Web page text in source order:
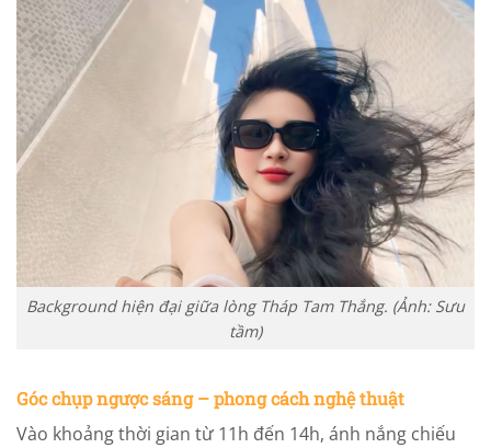
Background hiện đại giữa lòng Tháp Tam Thắng. (Ảnh: Sưu
tầm)
Góc chụp ngược sáng – phong cách nghệ thuật
Vào khoảng thời gian từ 11h đến 14h, ánh nắng chiếu